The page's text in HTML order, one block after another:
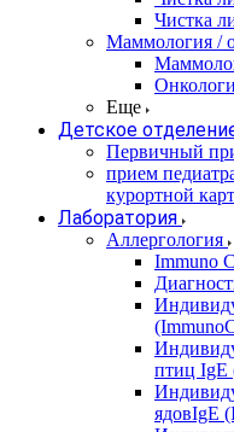
Чистка
Маммология /
Еще
Детское
Первичный
прием
курортной
Лаборатория
Аллергология
Immuno
птиц IgE
ядовIgE